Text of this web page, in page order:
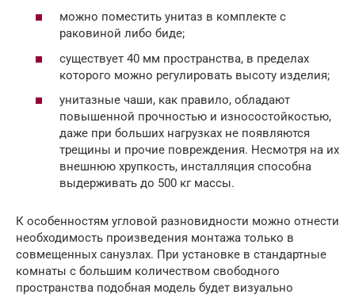
можно поместить унитаз в комплекте с
раковиной либо биде;
существует 40 мм пространства, в пределах
которого можно регулировать высоту изделия;
унитазные чаши, как правило, обладают
повышенной прочностью и износостойкостью,
даже при больших нагрузках не появляются
трещины и прочие повреждения. Несмотря на их
внешнюю хрупкость, инсталляция способна
выдерживать до 500 кг массы.
К особенностям угловой разновидности можно отнести
необходимость произведения монтажа только в
совмещенных санузлах. При установке в стандартные
комнаты с большим количеством свободного
пространства подобная модель будет визуально